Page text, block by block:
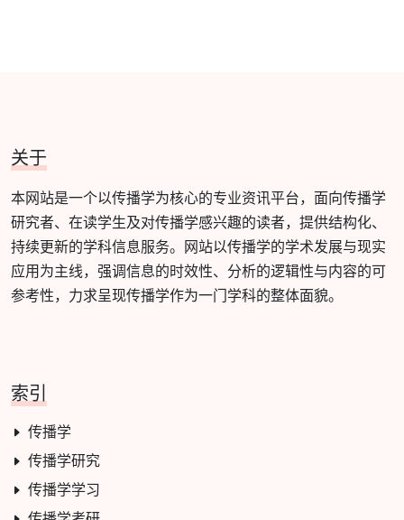
关于
本网站是一个以传播学为核心的专业资讯平台，面向传播学
研究者、在读学生及对传播学感兴趣的读者，提供结构化、
持续更新的学科信息服务。网站以传播学的学术发展与现实
应用为主线，强调信息的时效性、分析的逻辑性与内容的可
参考性，力求呈现传播学作为一门学科的整体面貌。
索引
传播学
传播学研究
传播学学习